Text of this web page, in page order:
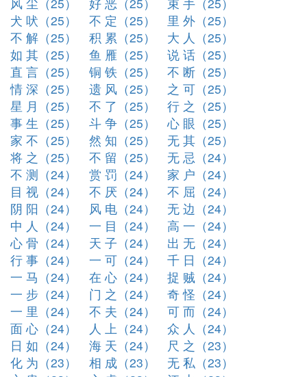
犬 吠（25）
不 定（25）
里 外（25）
不 解（25）
积 累（25）
大 人（25）
如 其（25）
鱼 雁（25）
说 话（25）
直 言（25）
铜 铁（25）
不 断（25）
情 深（25）
遗 风（25）
之 可（25）
星 月（25）
不 了（25）
行 之（25）
事 生（25）
斗 争（25）
心 眼（25）
家 不（25）
然 知（25）
无 其（25）
将 之（25）
不 留（25）
无 忌（24）
不 测（24）
赏 罚（24）
家 户（24）
目 视（24）
不 厌（24）
不 屈（24）
阴 阳（24）
风 电（24）
无 边（24）
中 人（24）
一 目（24）
高 一（24）
心 骨（24）
天 子（24）
出 无（24）
行 事（24）
一 可（24）
千 日（24）
一 马（24）
在 心（24）
捉 贼（24）
一 步（24）
门 之（24）
奇 怪（24）
一 里（24）
不 夫（24）
可 而（24）
面 心（24）
人 上（24）
众 人（24）
日 如（24）
海 天（24）
尺 之（23）
化 为（23）
相 成（23）
无 私（23）